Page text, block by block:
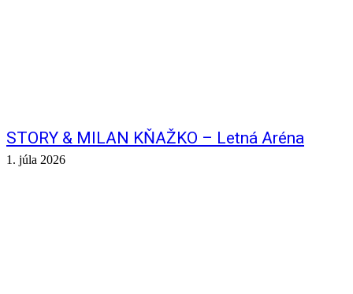
STORY & MILAN KŇAŽKO – Letná Aréna
1. júla 2026